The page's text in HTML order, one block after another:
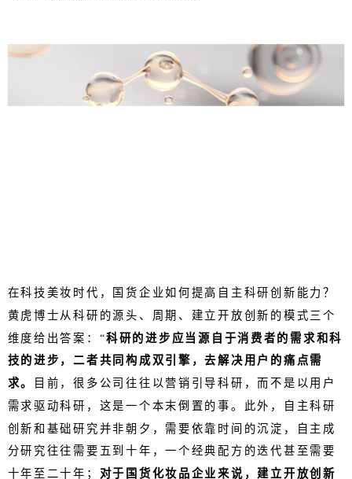
在科技美妆时代，国货企业如何提高自主科研创新能力？
黄虎博士从科研的源头、周期、建立开放创新的模式三个
维度给出答案：“科研的进步应当源自于消费者的需求和科
技的进步，二者共同构成双引擎，去解决用户的痛点需
求。
目前，很多公司往往以营销引导科研，而不是以用户
需求驱动科研，这是一个本末倒置的事。此外，自主科研
创新和基础研究并非朝夕，需要依靠时间的沉淀，自主成
分研究往往需要五到十年，一个经典配方的迭代甚至需要
十年至二十年； 对于国货化妆品企业来说，建立开放创新